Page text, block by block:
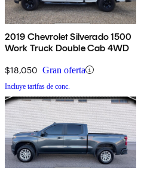
2019 Chevrolet Silverado 1500
Work Truck Double Cab 4WD
$18,050 Gran oferta
Incluye tarifas de conc.